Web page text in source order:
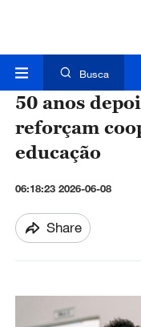
Busca
50 anos
reforçam
educação
06:18:23 2026-06-08
Share